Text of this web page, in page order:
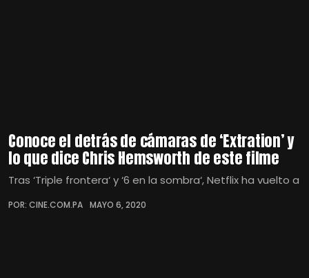
Conoce el detrás de cámaras de ‘Extration’ y
lo que dice Chris Hemsworth de este filme
Tras ‘Triple frontera‘ y ‘6 en la sombra‘, Netflix ha vuelto a
POR: CINE.COM.PA MAYO 6, 2020